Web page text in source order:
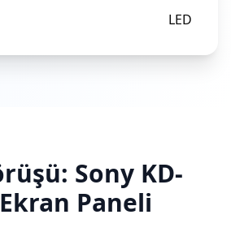
LED
Sony KD-
Ekran Paneli